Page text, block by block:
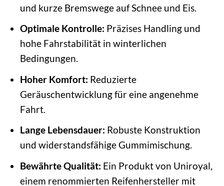
und kurze Bremswege auf Schnee und Eis.
Optimale Kontrolle: Präzises Handling und
hohe Fahrstabilität in winterlichen
Bedingungen.
Hoher Komfort: Reduzierte
Geräuschentwicklung für eine angenehme
Fahrt.
Lange Lebensdauer: Robuste Konstruktion
und widerstandsfähige Gummimischung.
Bewährte Qualität: Ein Produkt von Uniroyal,
einem renommierten Reifenhersteller mit